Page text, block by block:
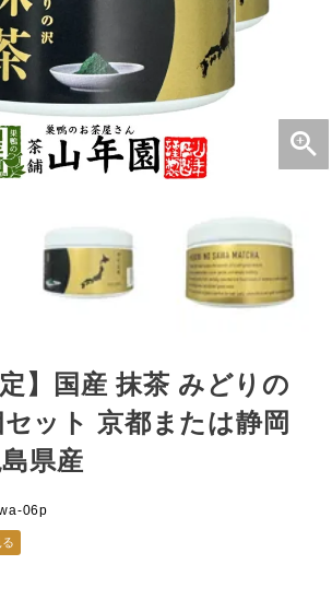
定】国産 抹茶 みどりの
ット 京都または静岡
県産
06p